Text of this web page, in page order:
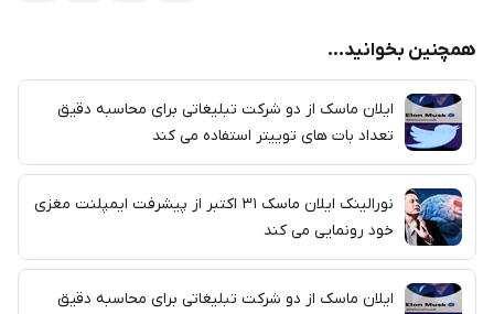
همچنین بخوانید...
ایلان ماسک از دو شرکت تبلیغاتی برای محاسبه دقیق
تعداد بات های توییتر استفاده می کند
نورالینک ایلان ماسک ۳۱ اکتبر از پیشرفت ایمپلنت مغزی
خود رونمایی می کند
ایلان ماسک از دو شرکت تبلیغاتی برای محاسبه دقیق